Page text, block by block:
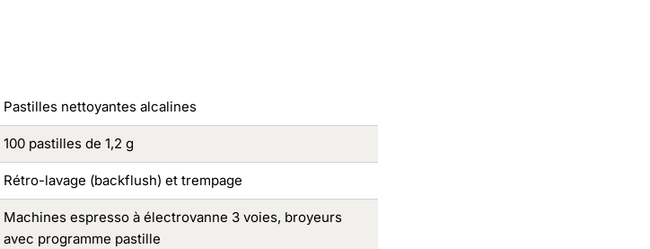
Pastilles nettoyantes alcalines
100 pastilles de 1,2 g
Rétro-lavage (backflush) et trempage
Machines espresso à électrovanne 3 voies, broyeurs
avec programme pastille